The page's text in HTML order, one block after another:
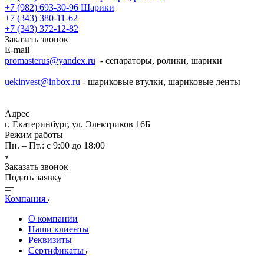
+7 (982) 693-30-96 Шарики
+7 (343) 380-11-62
+7 (343) 372-12-82
Заказать звонок
E-mail
promasterus@yandex.ru - сепараторы, ролики, шарики
uekinvest@inbox.ru - шариковые втулки, шариковые ленты
Адрес
г. Екатеринбург, ул. Электриков 16Б
Режим работы
Пн. – Пт.: с 9:00 до 18:00
Заказать звонок
Подать заявку
Компания
О компании
Наши клиенты
Реквизиты
Сертификаты